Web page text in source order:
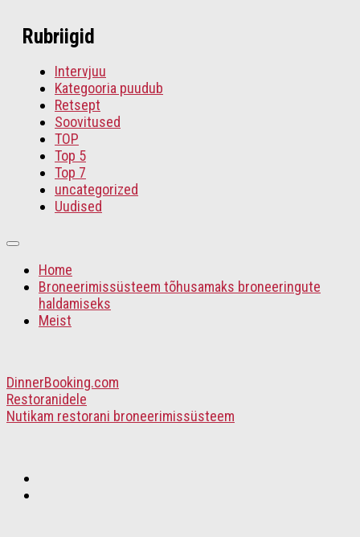
Rubriigid
Intervjuu
Kategooria puudub
Retsept
Soovitused
TOP
Top 5
Top 7
uncategorized
Uudised
Home
Broneerimissüsteem tõhusamaks broneeringute
haldamiseks
Meist
DinnerBooking.com
Restoranidele
Nutikam restorani broneerimissüsteem